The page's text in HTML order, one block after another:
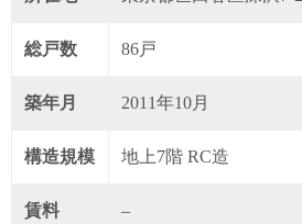
総戸数 86戸
築年月 2011年10月
構造規模 地上7階 RC造
賃料 –